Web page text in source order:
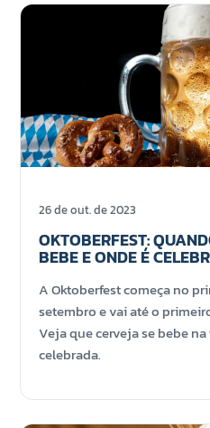
26 de out. de 2023
OKTOBERFEST:
BEBE E ONDE É
A Oktoberfest começa no
setembro e vai até o
Veja que cerveja se bebe
celebrada.